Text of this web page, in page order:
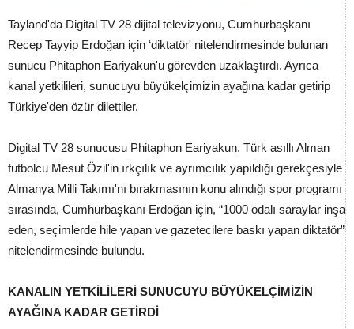
Tayland'da Digital TV 28 dijital televizyonu, Cumhurbaşkanı
Recep Tayyip Erdoğan için ‘diktatör' nitelendirmesinde bulunan
sunucu Phitaphon Eariyakun'u görevden uzaklaştırdı. Ayrıca
kanal yetkilileri, sunucuyu büyükelçimizin ayağına kadar getirip
Türkiye'den özür dilettiler.
Digital TV 28 sunucusu Phitaphon Eariyakun, Türk asıllı Alman
futbolcu Mesut Özil'in ırkçılık ve ayrımcılık yapıldığı gerekçesiyle
Almanya Milli Takımı'nı bırakmasının konu alındığı spor programı
sırasında, Cumhurbaşkanı Erdoğan için, “1000 odalı saraylar inşa
eden, seçimlerde hile yapan ve gazetecilere baskı yapan diktatör”
nitelendirmesinde bulundu.
KANALIN YETKİLİLERİ SUNUCUYU BÜYÜKELÇİMİZİN
AYAĞINA KADAR GETİRDİ